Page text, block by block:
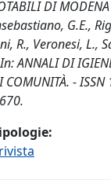
DI
G.E.,
R., Veronesi, L.,
ANNALI DI
COMUNITÀ. -